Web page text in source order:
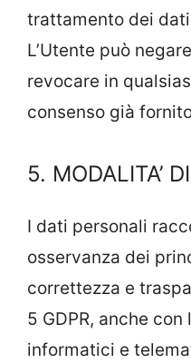
trattamento dei
L’Utente può
revocare in
consenso già
5. MODALITA’
I dati personali
osservanza dei
correttezza e
5 GDPR, anche
informatici e